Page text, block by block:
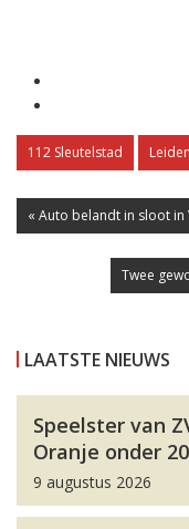
112 Sleutelstad Leiden
« Auto belandt in sloot in
Twee
LAATSTE NIEUWS
Speelster van
Oranje onder
9 augustus 2026